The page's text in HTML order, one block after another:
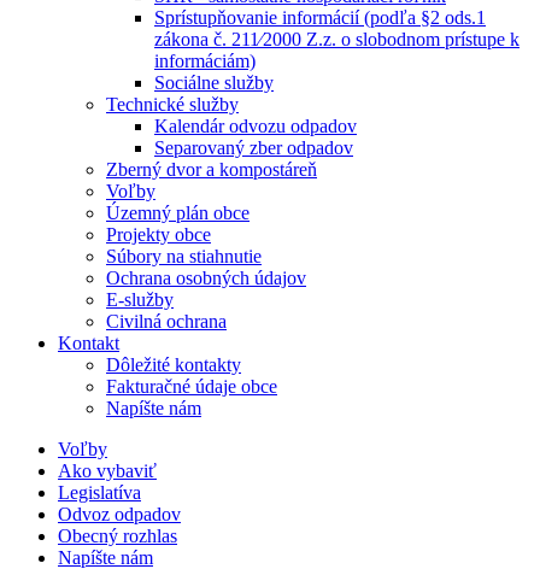
Sprístupňovanie informácií (podľa §2 ods.1
zákona č. 211⁄2000 Z.z. o slobodnom prístupe k
informáciám)
Sociálne služby
Technické služby
Kalendár odvozu odpadov
Separovaný zber odpadov
Zberný dvor a kompostáreň
Voľby
Územný plán obce
Projekty obce
Súbory na stiahnutie
Ochrana osobných údajov
E-služby
Civilná ochrana
Kontakt
Dôležité kontakty
Fakturačné údaje obce
Napíšte nám
Voľby
Ako vybaviť
Legislatíva
Odvoz odpadov
Obecný rozhlas
Napíšte nám